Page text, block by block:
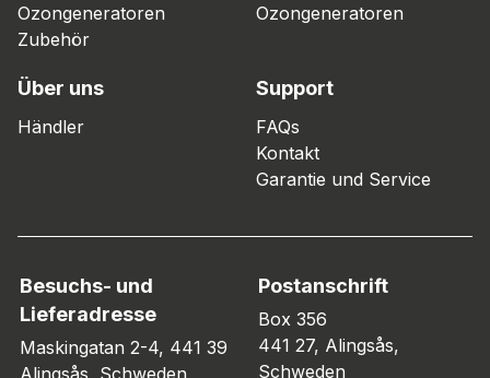
Ozongeneratoren
Zubehör
Ozongeneratoren
Über uns
Händler
Support
FAQs
Kontakt
Garantie und Service
Besuchs- und
Lieferadresse
Maskingatan 2-4, 441 39
Alingsås, Schweden
Postanschrift
Box 356
441 27, Alingsås,
Schweden